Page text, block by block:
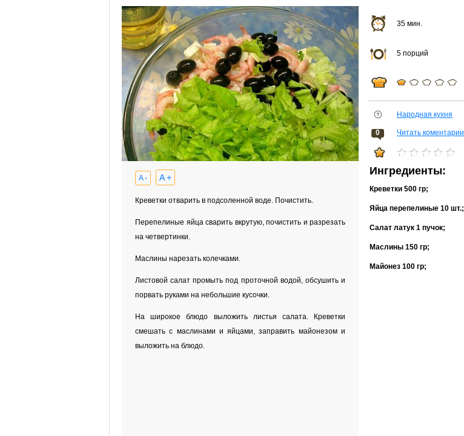
A - A +
Креветки отварить в подсоленной воде. Почистить.
Перепелиные яйца сварить вкрутую, почистить и разрезать
на четвертинки.
Маслины нарезать колечками.
Листовой салат промыть под проточной водой, обсушить и
порвать руками на небольшие кусочки.
На широкое блюдо выложить листья салата. Креветки
смешать с маслинами и яйцами, заправить майонезом и
выложить на блюдо.
35 мин.
5 порций
Народная кухня
0 Читать коментарии
Ингредиенты:
Креветки 500 гр;
Яйца перепелиные 10 шт.;
Салат латук 1 пучок;
Маслины 150 гр;
Майонез 100 гр;